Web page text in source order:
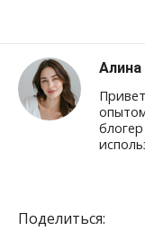
Алина
Поделиться: